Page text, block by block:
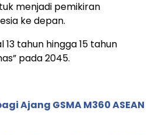
menjadi pemikiran
ke depan.
tahun hingga 15 tahun
pada 2045.
Ajang GSMA M360 ASEAN